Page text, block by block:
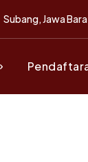
Subang, Jawa